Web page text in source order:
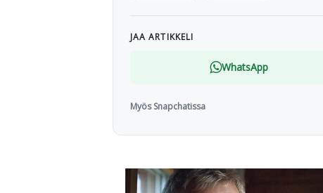
JAA ARTIKKELI
WhatsApp
Myös Snapchatissa